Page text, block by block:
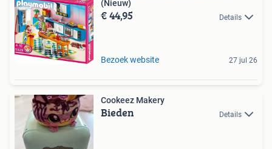
(Nieuw)
€ 44,95 Details
Bezoek website 27 jul 26
Cookeez Makery
Bieden Details